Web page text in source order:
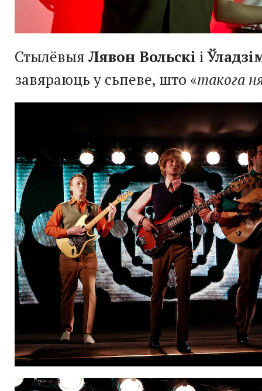
Стылёвыя Лявон Вольскі і
завяраюць у сьпеве, што «такога